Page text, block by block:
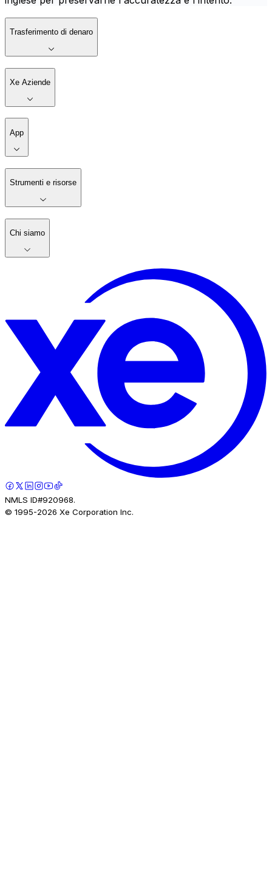
Trasferimento di denaro
Xe Aziende
App
Strumenti e risorse
Chi siamo
NMLS ID#920968.
© 1995-2026 Xe Corporation Inc.